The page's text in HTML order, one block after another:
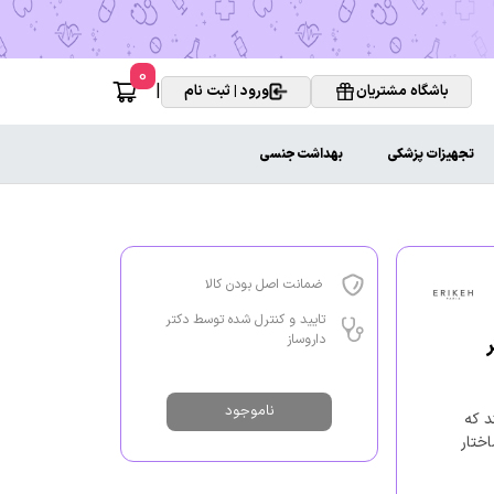
باشگاه مشتریان ورود | ثبت نام |
0
تجهیزات پزشکی بهداشت جنسی
که
ضمانت اصل بودن کالا
تایید و کنترل شده توسط دکتر
داروساز
ناموجود